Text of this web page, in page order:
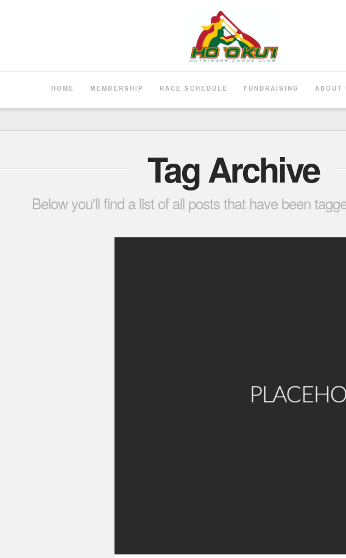
HOME MEMBERSHIP RACE SCHEDULE FUNDRAISING ABOUT
Tag Archive
Below you'll find a list of all posts that have been